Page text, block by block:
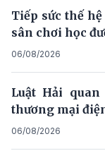
Tiếp sức thế
sân chơi học
06/08/2026
Luật Hải
thương mại
06/08/2026